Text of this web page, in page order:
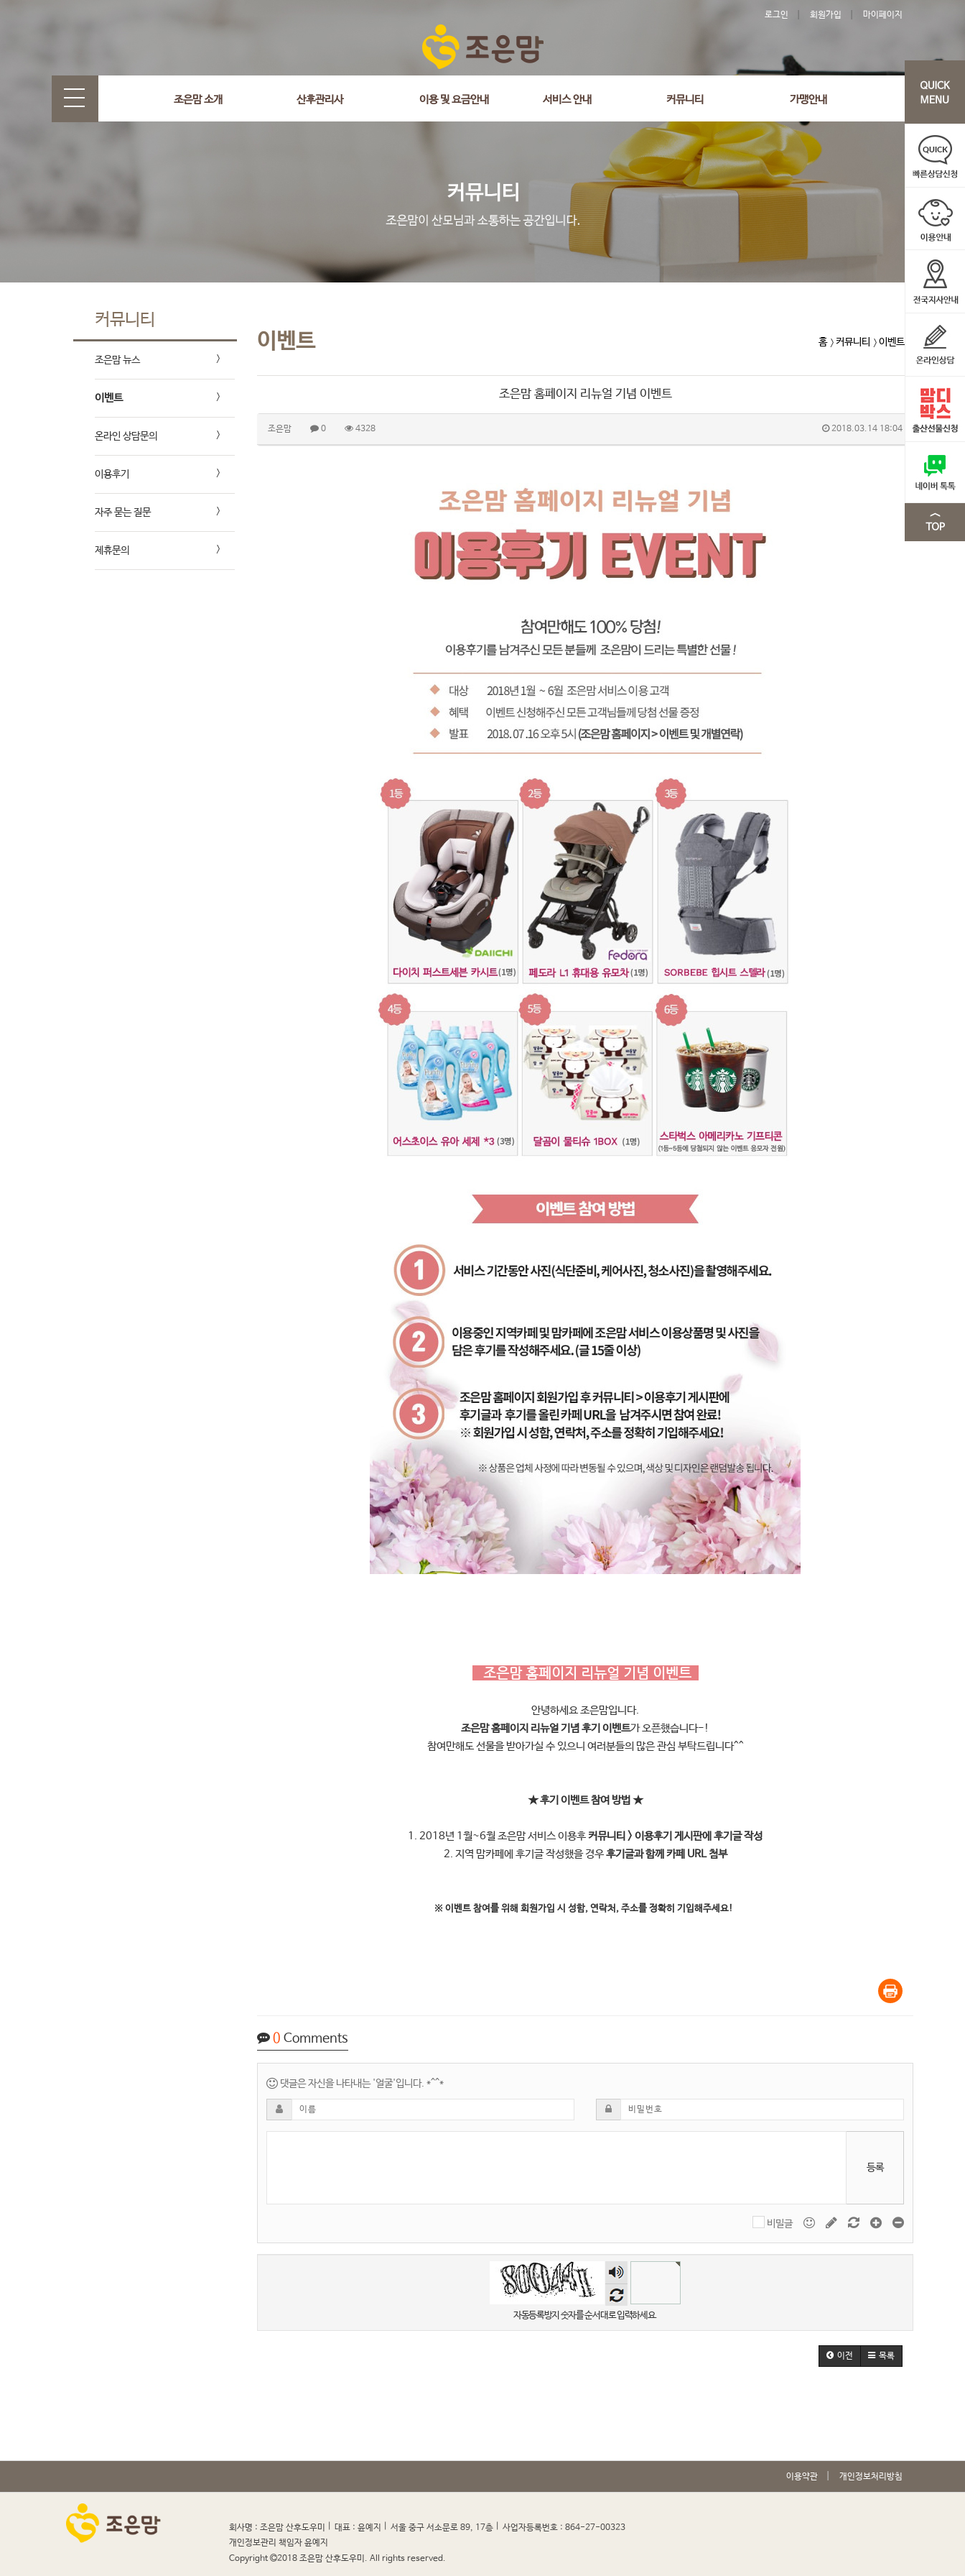
로그인 회원가입 마이페이지
조은맘 소개 산후관리사 이용 및 요금안내 서비스 안내 커뮤니티 가맹안내
커뮤니티
조은맘 뉴스
이벤트
온라인 상담문의
이용후기
자주 묻는 질문
제휴문의
이벤트 홈 커뮤니티 이벤트
조은맘 홈페이지 리뉴얼 기념 이벤트
조은맘 0 4328 2018.03.14 18:04
조은맘 홈페이지 리뉴얼 기념 이벤트
안녕하세요 조은맘입니다.
조은맘 홈페이지 리뉴얼 기념 후기 이벤트가 오픈했습니다-!
참여만해도 선물을 받아가실 수 있으니 여러분들의 많은 관심 부탁드립니다^^
★ 후기 이벤트 참여 방법★
1. 2018년 1월~6월 조은맘 서비스 이용후커뮤니티 > 이용후기 게시판에 후기글 작성
2. 지역 맘카페에 후기글 작성했을 경우후기글과 함께 카페 URL 첨부
※ 이벤트 참여를 위해 회원가입 시 성함, 연락처, 주소를 정확히 기입해주세요!
0 Comments
댓글은 자신을 나타내는 '얼굴'입니다. *^^*
등록
비밀글
숫자
음성
듣기
자동등록방지 숫자를 순서대로 입력하세요.
이전 목록
이용약관 개인정보처리방침
회사명 : 조은맘 산후도우미 대표 : 윤예지 서울 중구 서소문로 89, 17층 사업자등록번호 : 864-27-00323
개인정보관리 책임자 윤예지
Copyright
2018 조은맘 산후도우미. All rights reserved.